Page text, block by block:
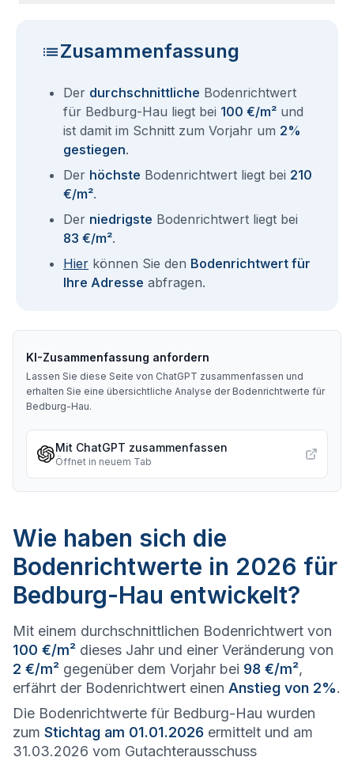
Zusammenfassung
Der durchschnittliche Bodenrichtwert
für Bedburg-Hau liegt bei 100 €/m² und
ist damit im Schnitt zum Vorjahr um 2%
gestiegen.
Der höchste Bodenrichtwert liegt bei 210
€/m².
Der niedrigste Bodenrichtwert liegt bei
83 €/m².
Hier können Sie den Bodenrichtwert für
Ihre Adresse abfragen.
KI-Zusammenfassung anfordern
Lassen Sie diese Seite von ChatGPT zusammenfassen und
erhalten Sie eine übersichtliche Analyse der Bodenrichtwerte für
Bedburg-Hau.
Mit ChatGPT zusammenfassen
Öffnet in neuem Tab
Wie haben sich die
Bodenrichtwerte in 2026 für
Bedburg-Hau entwickelt?
Mit einem durchschnittlichen Bodenrichtwert von
100 €/m² dieses Jahr und einer Veränderung von
2 €/m² gegenüber dem Vorjahr bei 98 €/m²,
erfährt der Bodenrichtwert einen Anstieg von 2%.
Die Bodenrichtwerte für Bedburg-Hau wurden
zum Stichtag am 01.01.2026 ermittelt und am
31.03.2026 vom Gutachterausschuss